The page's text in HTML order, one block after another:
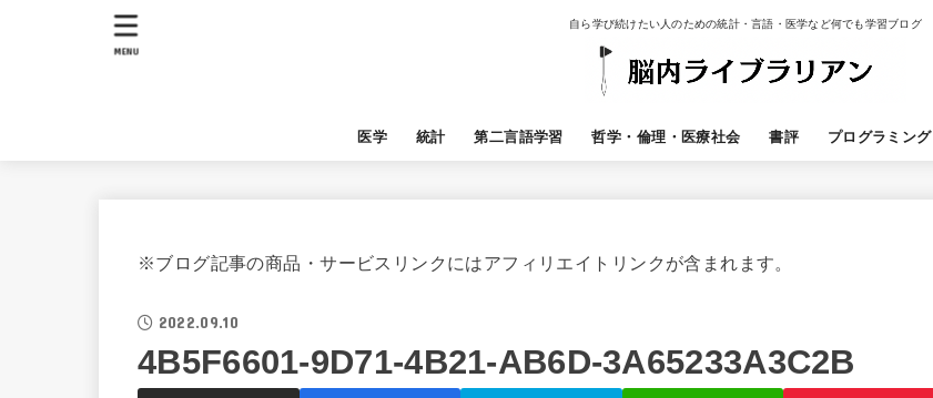
自ら学び続けたい人のための統計・言語・医学など何でも学習ブログ
医学 統計 第二言語学習 哲学・倫理・医療社会 書評 プログラミング
MENU
※ブログ記事の商品・サービスリンクにはアフィリエイトリンクが含まれます。
2022.09.10
4B5F6601-9D71-4B21-AB6D-3A65233A3C2B